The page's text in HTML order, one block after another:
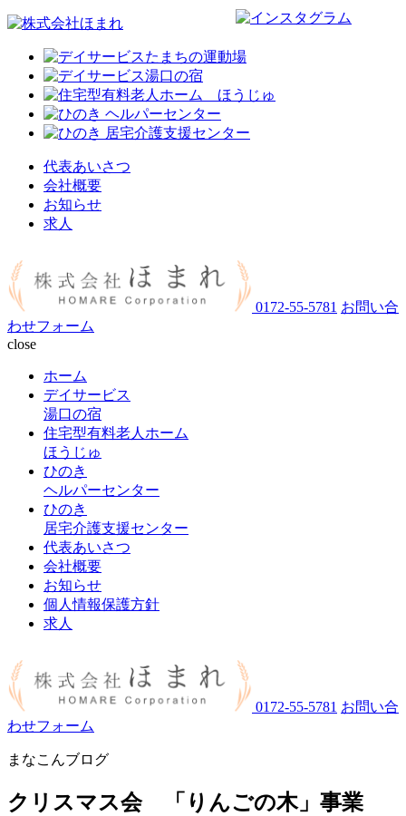
代表あいさつ
会社概要
お知らせ
求人
0172-55-5781 お問い合
わせフォーム
close
ホーム
デイサービス
湯口の宿
住宅型有料老人ホーム
ほうじゅ
ひのき
ヘルパーセンター
ひのき
居宅介護支援センター
代表あいさつ
会社概要
お知らせ
個人情報保護方針
求人
0172-55-5781 お問い合
わせフォーム
まなこんブログ
クリスマス会 「りんごの木」事業